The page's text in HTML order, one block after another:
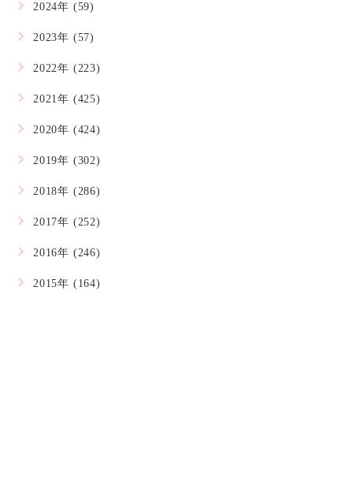
2024年 (59)
2023年 (57)
2022年 (223)
2021年 (425)
2020年 (424)
2019年 (302)
2018年 (286)
2017年 (252)
2016年 (246)
2015年 (164)